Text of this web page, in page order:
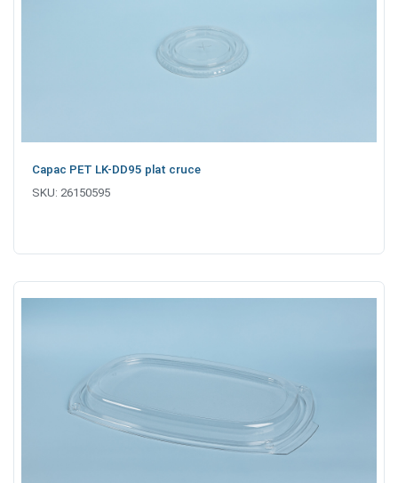
Capac PET LK-DD95 plat cruce
SKU: 26150595